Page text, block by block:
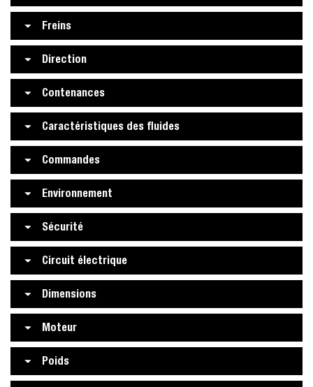
Freins
Direction
Contenances
Caractéristiques des fluides
Commandes
Environnement
Sécurité
Circuit électrique
Dimensions
Moteur
Poids